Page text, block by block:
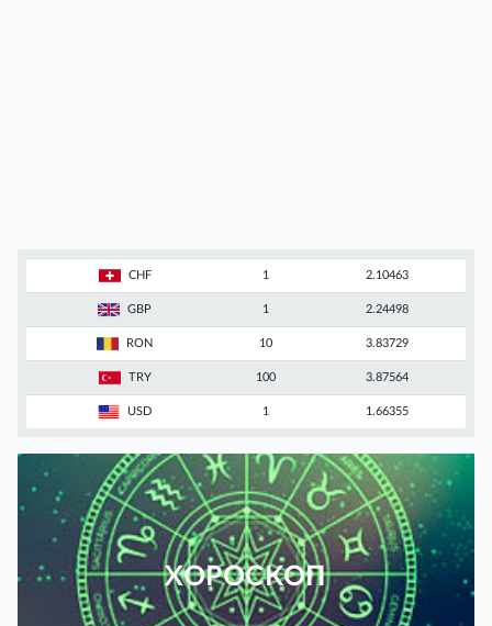
CHF 1 2.10463
GBP 1 2.24498
RON 10 3.83729
TRY 100 3.87564
USD 1 1.66355
ХОРОСКОП